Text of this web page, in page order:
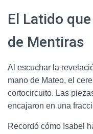
El Latido
de Mentiras
Al escuchar la
mano de Mateo, el
cortocircuito. Las
encajaron en una
Recordó cómo Isabel